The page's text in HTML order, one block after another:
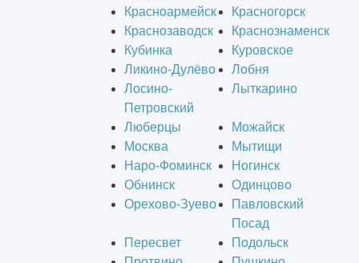
Красноармейск
Красногорск
Краснозаводск
Краснознаменск
Кубинка
Куровское
Ликино-Дулёво
Лобня
Лосино-
Петровский
Лыткарино
Люберцы
Можайск
Москва
Мытищи
Наро-Фоминск
Ногинск
Обнинск
Одинцово
Орехово-Зуево
Павловский
Посад
Пересвет
Подольск